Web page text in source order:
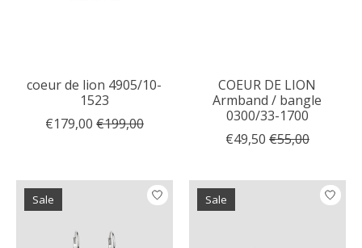
coeur de lion 4905/10-
1523
€179,00 €199,00
COEUR DE LION
Armband / bangle
0300/33-1700
€49,50 €55,00
Sale Sale